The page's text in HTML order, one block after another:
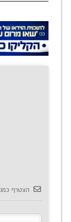
הצטרף